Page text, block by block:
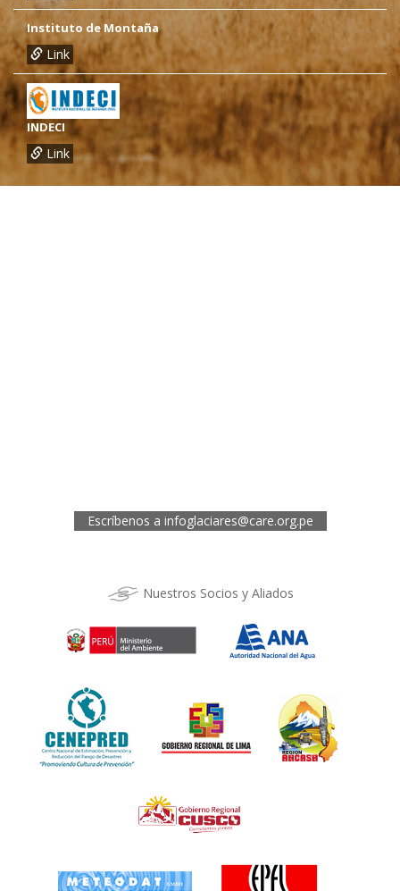
Instituto de Montaña
Link
INDECI
Link
Escríbenos a infoglaciares@care.org.pe
Nuestros Socios y Aliados